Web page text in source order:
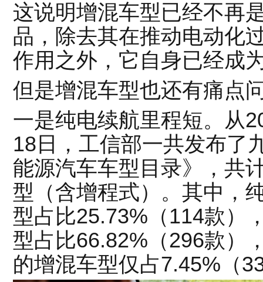
这说明增混车型已经不再
品，除去其在推动电动化
作用之外，它自身已经成
但是增混车型也还有痛点
一是纯电续航里程短。从
18日，工信部一共发布了
能源汽车车型目录》，共
型（含增程式）。其中，
型占比25.73%（114款）
型占比66.82%（296款）
的增混车型仅占7.45%（